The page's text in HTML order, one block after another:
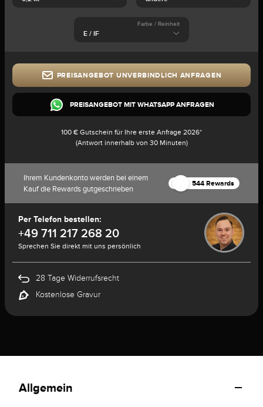
Farbe / Reinheit
PREISANGEBOT UNVERBINDLICH ANFRAGEN
PREISANGEBOT MIT WHATSAPP ANFRAGEN
100 € Gutschein für Ihre erste Anfrage 2026*
(Antwort innerhalb von 30 Minuten)
Ihrem Kundenkonto werden bei einem
Kauf die Rewards gutgeschrieben
544 Rewards
Per Telefon bestellen:
+49 711 217 268 20
Sprechen Sie direkt mit uns persönlich
28 Tage Widerrufsrecht
Kostenlose Gravur
Allgemein